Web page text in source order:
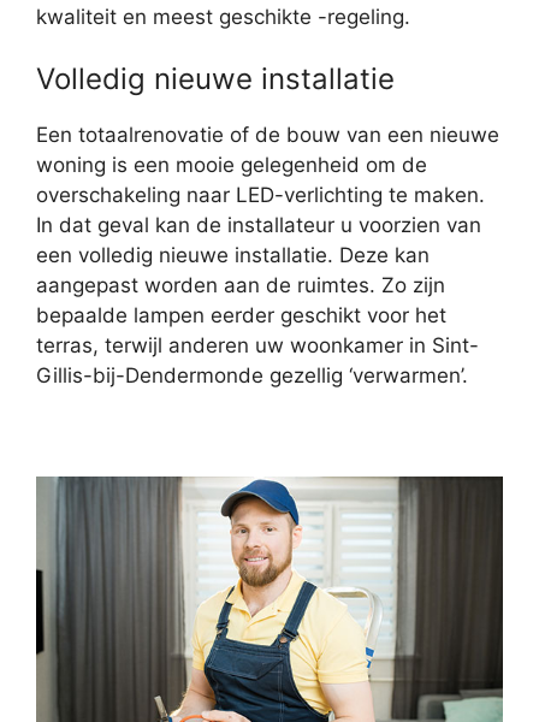
kwaliteit en meest geschikte -regeling.
Volledig nieuwe installatie
Een totaalrenovatie of de bouw van een nieuwe
woning is een mooie gelegenheid om de
overschakeling naar LED-verlichting te maken.
In dat geval kan de installateur u voorzien van
een volledig nieuwe installatie. Deze kan
aangepast worden aan de ruimtes. Zo zijn
bepaalde lampen eerder geschikt voor het
terras, terwijl anderen uw woonkamer in Sint-
Gillis-bij-Dendermonde gezellig ‘verwarmen’.